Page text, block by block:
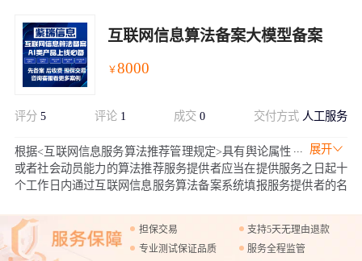
互联网信息算法备案大模型备案
￥8000
评分 5 评论 1 成交0 交付方式 人工服务
展开
根据<互联网信息服务算法推荐管理规定>具有舆论属性
或者社会动员能力的算法推荐服务提供者应当在提供服务之日起十
个工作日内通过互联网信息服务算法备案系统填报服务提供者的名
容等信息，履行备案手续。
担保交易
支持5天无理由退款
专业测试保证品质
服务全程监管